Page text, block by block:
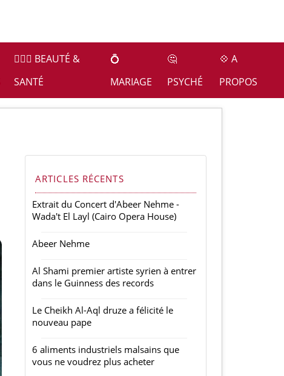
👩🏻‍⚕️ BEAUTÉ &
SANTÉ
💍
MARIAGE
🤔
PSYCHÉ
💠 A
PROPOS
ARTICLES RÉCENTS
Extrait du Concert d'Abeer Nehme -
Wada't El Layl (Cairo Opera House)
Abeer Nehme
Al Shami premier artiste syrien à entrer
dans le Guinness des records
Le Cheikh Al-Aql druze a félicité le
nouveau pape
6 aliments industriels malsains que
vous ne voudrez plus acheter